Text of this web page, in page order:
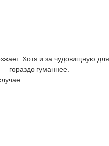
Хотя и за чудовищную для
гораздо гуманнее.